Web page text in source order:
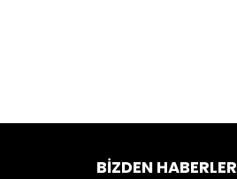
BIZDEN HABERLER